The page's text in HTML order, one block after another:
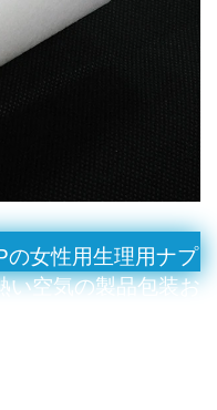
の女性用生理用ナプ
い空気の製品包装お